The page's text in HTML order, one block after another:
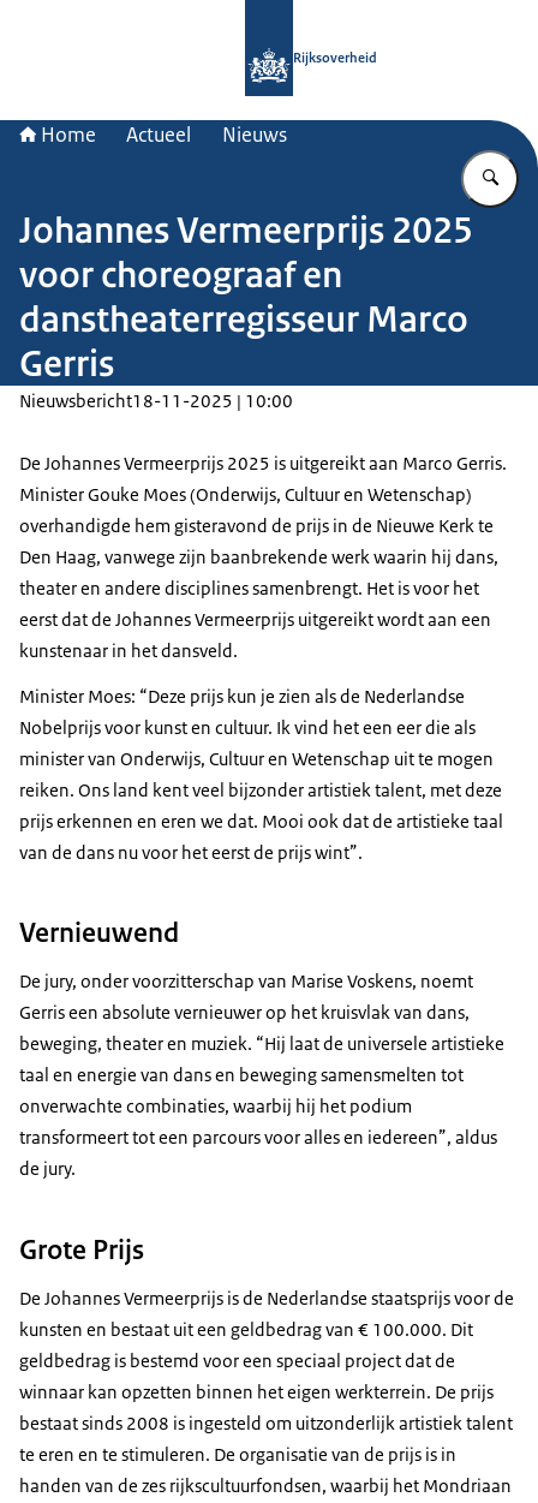
Rijksoverheid
Home Actueel Nieuws
Johannes Vermeerprijs 2025
voor choreograaf en
danstheaterregisseur Marco
Gerris
Nieuwsbericht18-11-2025 | 10:00
De Johannes Vermeerprijs 2025 is uitgereikt aan Marco Gerris.
Minister Gouke Moes (Onderwijs, Cultuur en Wetenschap)
overhandigde hem gisteravond de prijs in de Nieuwe Kerk te
Den Haag, vanwege zijn baanbrekende werk waarin hij dans,
theater en andere disciplines samenbrengt. Het is voor het
eerst dat de Johannes Vermeerprijs uitgereikt wordt aan een
kunstenaar in het dansveld.
Minister Moes: “Deze prijs kun je zien als de Nederlandse
Nobelprijs voor kunst en cultuur. Ik vind het een eer die als
minister van Onderwijs, Cultuur en Wetenschap uit te mogen
reiken. Ons land kent veel bijzonder artistiek talent, met deze
prijs erkennen en eren we dat. Mooi ook dat de artistieke taal
van de dans nu voor het eerst de prijs wint”.
Vernieuwend
De jury, onder voorzitterschap van Marise Voskens, noemt
Gerris een absolute vernieuwer op het kruisvlak van dans,
beweging, theater en muziek. “Hij laat de universele artistieke
taal en energie van dans en beweging samensmelten tot
onverwachte combinaties, waarbij hij het podium
transformeert tot een parcours voor alles en iedereen”, aldus
de jury.
Grote Prijs
De Johannes Vermeerprijs is de Nederlandse staatsprijs voor de
kunsten en bestaat uit een geldbedrag van € 100.000. Dit
geldbedrag is bestemd voor een speciaal project dat de
winnaar kan opzetten binnen het eigen werkterrein. De prijs
bestaat sinds 2008 is ingesteld om uitzonderlijk artistiek talent
te eren en te stimuleren. De organisatie van de prijs is in
handen van de zes rijkscultuurfondsen, waarbij het Mondriaan